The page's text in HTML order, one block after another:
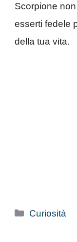
Scorpione
esserti fedele
della tua vita.
Categorie
Curiosità